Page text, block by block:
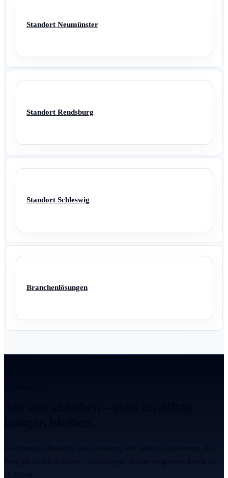
Standort Neumünster
Standort Rendsburg
Standort Schleswig
Branchenlösungen